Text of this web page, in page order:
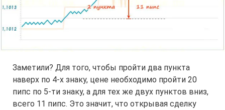
Заметили? Для того, чтобы пройти два пункта
наверх по 4-х знаку, цене необходимо пройти 20
пипс по 5-ти знаку, а для тех же двух пунктов вниз,
всего 11 пипс. Это значит, что открывая сделку